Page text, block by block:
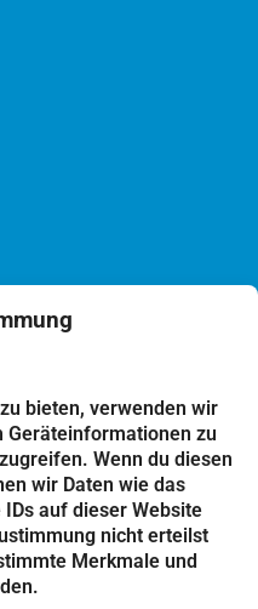
bieten, verwenden wir
Geräteinformationen zu
Wenn du diesen
wir Daten wie das
auf dieser Website
nicht erteilst
Merkmale und